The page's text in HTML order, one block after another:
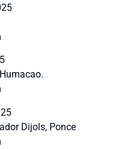
Dijols, Ponce